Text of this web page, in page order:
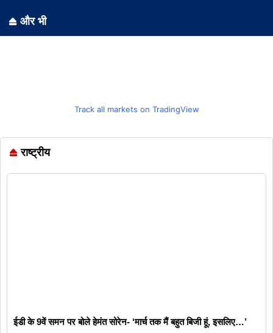
और भी
Track all markets on TradingView
राष्ट्रीय
ईडी के 9वें समन पर बोले हेमंत सोरेन- ‘मार्च तक मैं बहुत बिजी हूं, इसलिए…’